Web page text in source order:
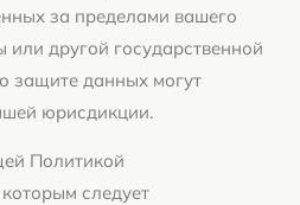
за пределами вашего
или другой государственной
защите данных могут
юрисдикции.
Политикой
следует